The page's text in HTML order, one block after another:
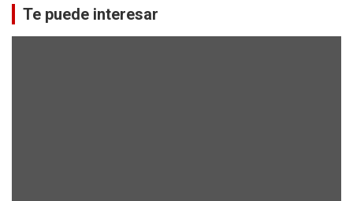
c
h
Te puede interesar